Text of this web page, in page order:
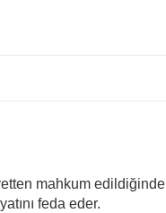
mahkum
feda eder.